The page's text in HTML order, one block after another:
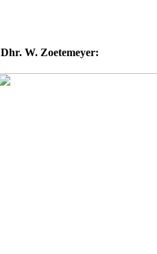
Dhr. W. Zoetemeyer: